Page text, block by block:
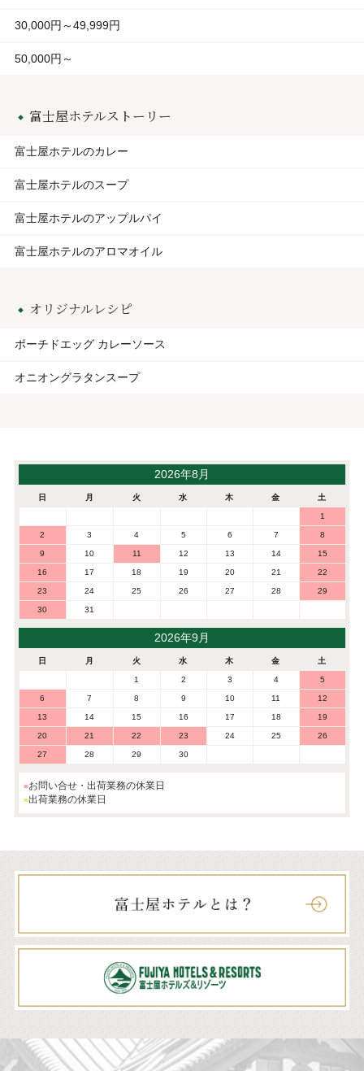
30,000円～49,999円
50,000円～
富士屋ホテルストーリー
富士屋ホテルのカレー
富士屋ホテルのスープ
富士屋ホテルのアップルパイ
富士屋ホテルのアロマオイル
オリジナルレシピ
ポーチドエッグ カレーソース
オニオングラタンスープ
2026年8月
日 月 火 水 木 金 土
1
2 3 4 5 6 7 8
9 10 11 12 13 14 15
16 17 18 19 20 21 22
23 24 25 26 27 28 29
30 31
2026年9月
日 月 火 水 木 金 土
1 2 3 4 5
6 7 8 9 10 11 12
13 14 15 16 17 18 19
20 21 22 23 24 25 26
27 28 29 30
お問い合せ・出荷業務の休業日
出荷業務の休業日